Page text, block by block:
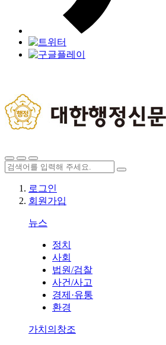
로그인
회원가입
뉴스
정치
사회
법원/검찰
사건/사고
경제·유통
환경
가치의창조